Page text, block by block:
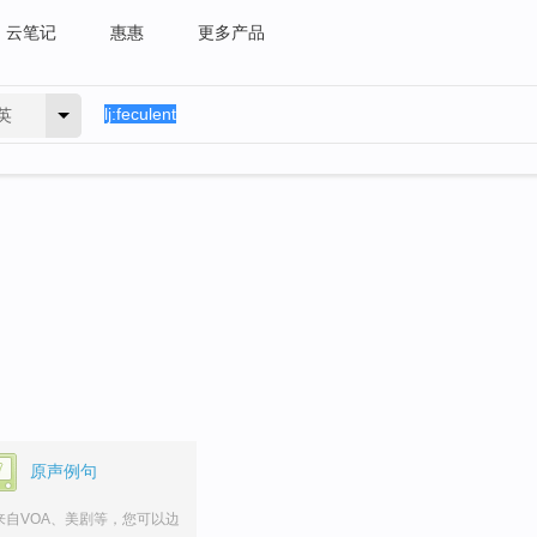
云笔记 惠惠 更多产品
原声例句
自VOA、美剧等，您可以边